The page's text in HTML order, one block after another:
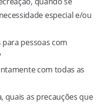
especial e/ou
para pessoas com
com todas as
quais as precauções que